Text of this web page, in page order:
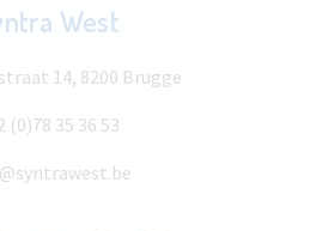
West
14, 8200 Brugge
(0)78 35 36 53